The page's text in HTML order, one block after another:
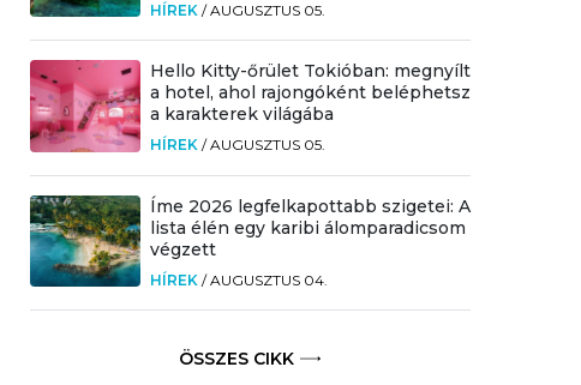
HÍREK /AUGUSZTUS 05.
Hello Kitty-őrület Tokióban: megnyílt
a hotel, ahol rajongóként beléphetsz
a karakterek világába
HÍREK /AUGUSZTUS 05.
Íme 2026 legfelkapottabb szigetei: A
lista élén egy karibi álomparadicsom
végzett
HÍREK /AUGUSZTUS 04.
ÖSSZES CIKK